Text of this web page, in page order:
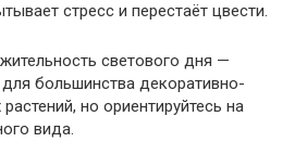
стресс и перестаёт цвести.
светового дня —
большинства декоративно-
но ориентируйтесь на
вида.